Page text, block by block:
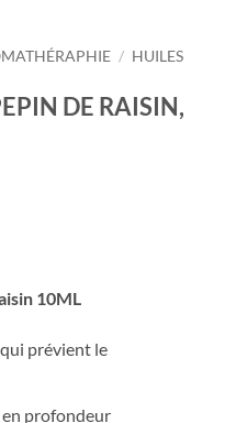
/ HUILES
DE RAISIN,
د.ت 3,200.
10ML
prévient le
profondeur